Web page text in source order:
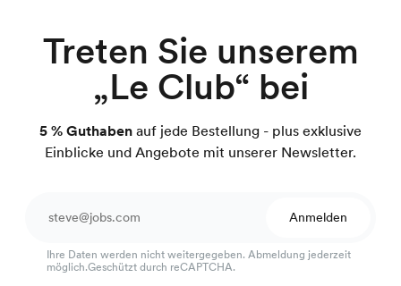
Treten Sie unserem
„Le Club“ bei
5 % Guthaben auf jede Bestellung - plus exklusive
Einblicke und Angebote mit unserer Newsletter.
Anmelden
Ihre Daten werden nicht weitergegeben. Abmeldung jederzeit
möglich.Geschützt durch reCAPTCHA.